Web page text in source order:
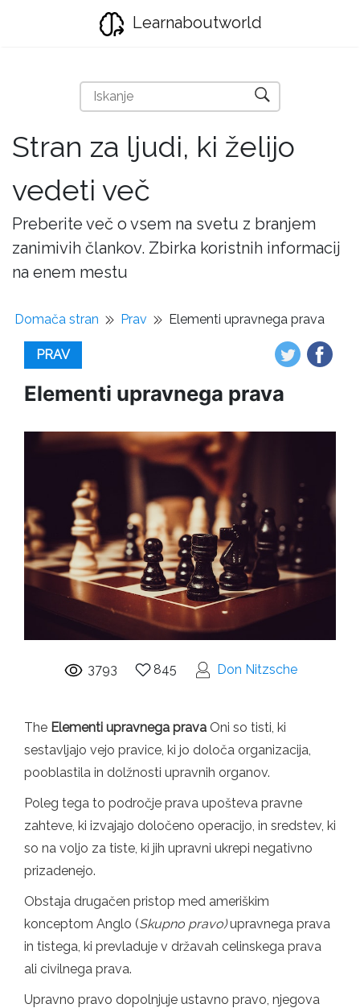
Learnaboutworld
Stran za ljudi, ki želijo
vedeti več
Preberite več o vsem na svetu z branjem
zanimivih člankov. Zbirka koristnih informacij
na enem mestu
Domača stran Prav Elementi upravnega prava
PRAV
Elementi upravnega prava
3793 845 Don Nitzsche
The Elementi upravnega prava Oni so tisti, ki
sestavljajo vejo pravice, ki jo določa organizacija,
pooblastila in dolžnosti upravnih organov.
Poleg tega to področje prava upošteva pravne
zahteve, ki izvajajo določeno operacijo, in sredstev, ki
so na voljo za tiste, ki jih upravni ukrepi negativno
prizadenejo.
Obstaja drugačen pristop med ameriškim
konceptom Anglo (Skupno pravo)upravnega prava
in tistega, ki prevladuje v državah celinskega prava
ali civilnega prava.
Upravno pravo dopolnjuje ustavno pravo, njegova